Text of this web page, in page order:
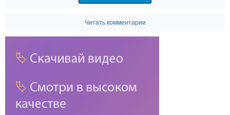
Читать комментарии